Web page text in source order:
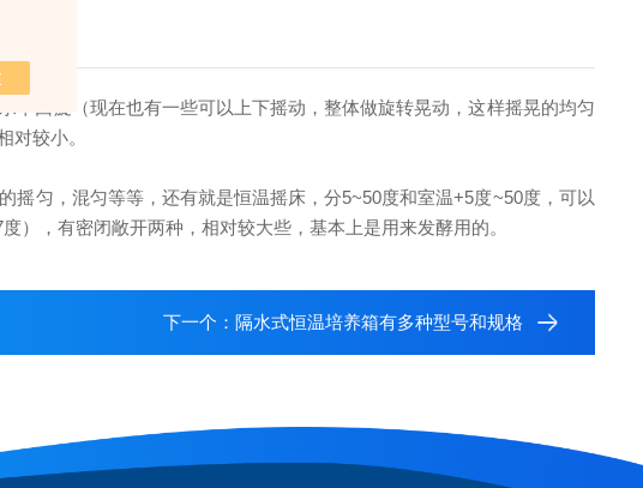
平回旋（现在也有一些可以上下摇动，整体做旋转晃动，这样摇晃的均匀
对较小。
摇匀，混匀等等，还有就是恒温摇床，分5~50度和室温+5度~50度，可以
），有密闭敞开两种，相对较大些，基本上是用来发酵用的。
下一个： 隔水式恒温培养箱有多种型号和规格